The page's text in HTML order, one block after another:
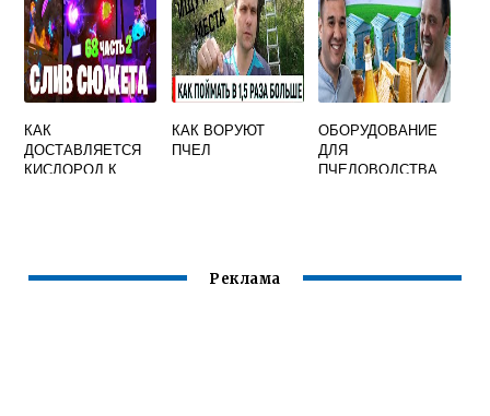
КАК
ДОСТАВЛЯЕТСЯ
КИСЛОРОД К
КАК ВОРУЮТ
ПЧЕЛ
ОБОРУДОВАНИЕ
ДЛЯ
ПЧЕЛОВОДСТВА
Реклама